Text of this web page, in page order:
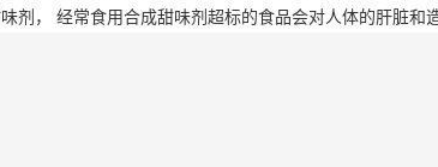
剂， 经常食用合成甜味剂超标的食品会对人体的肝脏